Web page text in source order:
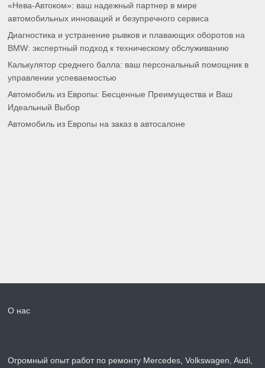
«Нева-Автоком»: ваш надежный партнер в мире
автомобильных инноваций и безупречного сервиса
Диагностика и устранение рывков и плавающих оборотов на
BMW: экспертный подход к техническому обслуживанию
Калькулятор среднего балла: ваш персональный помощник в
управлении успеваемостью
Автомобиль из Европы: Бесценные Преимущества и Ваш
Идеальный Выбор
Автомобиль из Европы на заказ в автосалоне
О нас
Огромный опыт работ по ремонту Mercedes, Volkswagen, Audi,